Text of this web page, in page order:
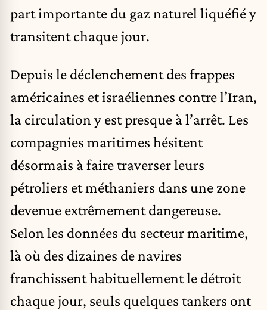
part importante du gaz naturel liquéfié y
transitent chaque jour.
Depuis le déclenchement des frappes
américaines et israéliennes contre l’Iran,
la circulation y est presque à l’arrêt. Les
compagnies maritimes hésitent
désormais à faire traverser leurs
pétroliers et méthaniers dans une zone
devenue extrêmement dangereuse.
Selon les données du secteur maritime,
là où des dizaines de navires
franchissent habituellement le détroit
chaque jour, seuls quelques tankers ont